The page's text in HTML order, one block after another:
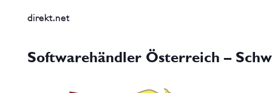
direkt.net
Softwarehändler Österreich –